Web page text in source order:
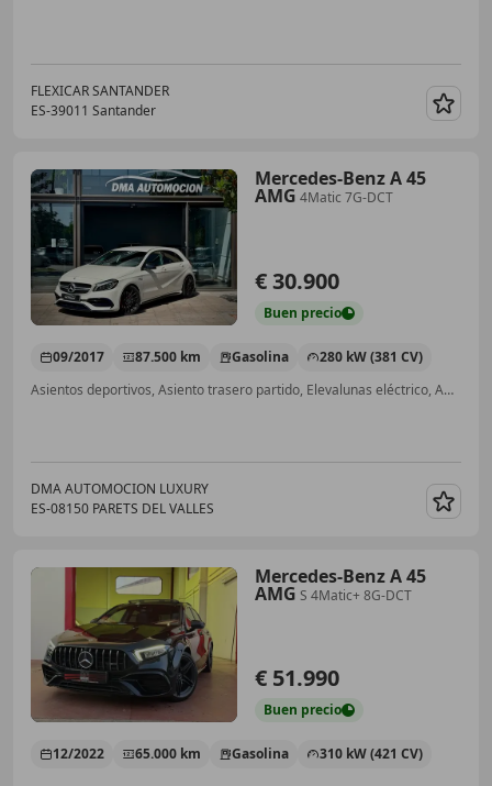
FLEXICAR SANTANDER
ES-39011 Santander
Mercedes-Benz A 45
AMG 4Matic 7G-DCT
€ 30.900
Buen precio
09/2017 87.500 km Gasolina
280 kW (381 CV)
Asientos deportivos, Asiento trasero partido, Elevalunas eléctrico, ABS, Airbag del conductor
DMA AUTOMOCION LUXURY
ES-08150 PARETS DEL VALLES
Mercedes-Benz A 45
AMG S 4Matic+ 8G-DCT
€ 51.990
Buen precio
12/2022 65.000 km Gasolina 310 kW (421 CV)